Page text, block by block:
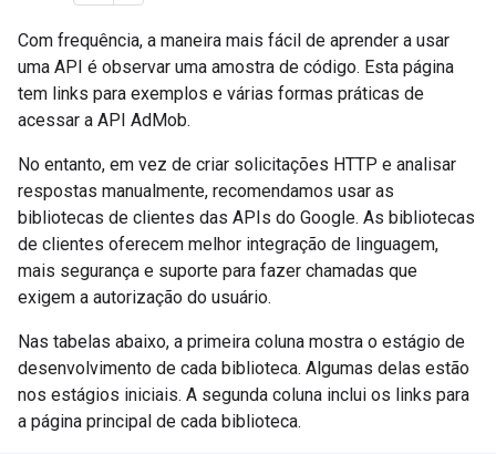
Com frequência, a maneira mais fácil de aprender a usar
uma API é observar uma amostra de código. Esta página
tem links para exemplos e várias formas práticas de
acessar a API AdMob.
No entanto, em vez de criar solicitações HTTP e analisar
respostas manualmente, recomendamos usar as
bibliotecas de clientes das APIs do Google. As bibliotecas
de clientes oferecem melhor integração de linguagem,
mais segurança e suporte para fazer chamadas que
exigem a autorização do usuário.
Nas tabelas abaixo, a primeira coluna mostra o estágio de
desenvolvimento de cada biblioteca. Algumas delas estão
nos estágios iniciais. A segunda coluna inclui os links para
a página principal de cada biblioteca.